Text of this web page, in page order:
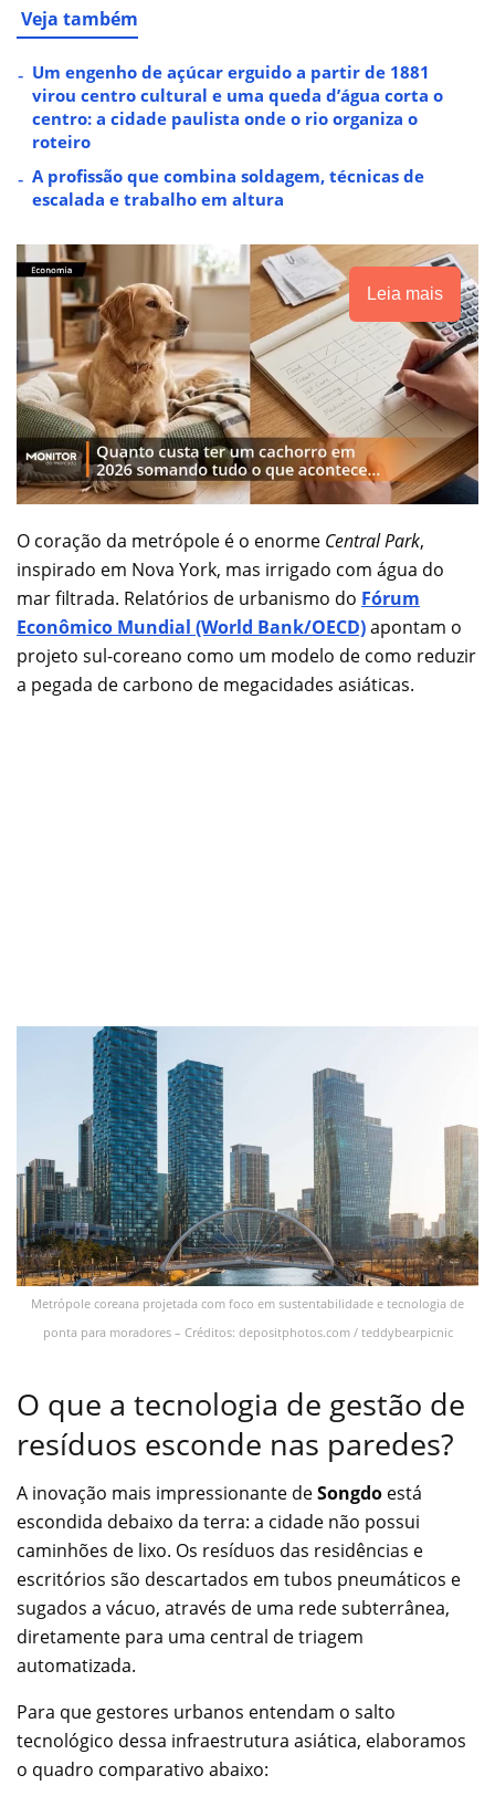
Veja também
Um engenho de açúcar erguido a partir de 1881
virou centro cultural e uma queda d’água corta o
centro: a cidade paulista onde o rio organiza o
roteiro
A profissão que combina soldagem, técnicas de
escalada e trabalho em altura
Leia mais
O coração da metrópole é o enorme Central Park,
inspirado em Nova York, mas irrigado com água do
mar filtrada. Relatórios de urbanismo do Fórum
Econômico Mundial (World Bank/OECD)apontam o
projeto sul-coreano como um modelo de como reduzir
a pegada de carbono de megacidades asiáticas.
Metrópole coreana projetada com foco em sustentabilidade e tecnologia de
ponta para moradores – Créditos: depositphotos.com / teddybearpicnic
O que a tecnologia de gestão de
resíduos esconde nas paredes?
A inovação mais impressionante deSongdo está
escondida debaixo da terra: a cidade não possui
caminhões de lixo. Os resíduos das residências e
escritórios são descartados em tubos pneumáticos e
sugados a vácuo, através de uma rede subterrânea,
diretamente para uma central de triagem
automatizada.
Para que gestores urbanos entendam o salto
tecnológico dessa infraestrutura asiática, elaboramos
o quadro comparativo abaixo: